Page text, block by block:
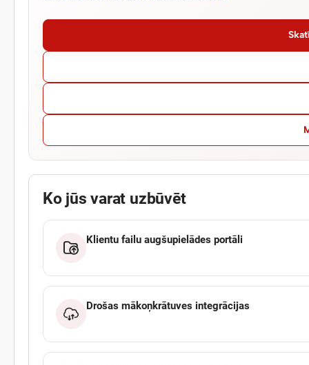
Ko jūs varat uzbūvēt
Klientu failu augšupielādes portāli
Drošas mākoņkrātuves integrācijas